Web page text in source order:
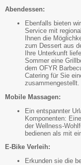
Abendessen:
Ebenfalls bieten
Service mit
Ihnen die
zum Dessert aus
Ihre Unterkunft
Sommer eine
dem OFYR
Catering für Sie
zusammengestellt.
Mobile Massagen:
Ein entspannter
Komponenten:
der Wellness-
bedienen als mit
E-Bike Verleih:
Erkunden sie die